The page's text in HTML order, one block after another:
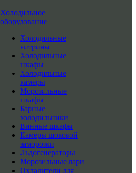
Холодильное
оборудование
Холодильные
витрины
Холодильные
шкафы
Холодильные
камеры
Морозильные
шкафы
Барные
холодильники
Винные шкафы
Камеры шоковой
заморозки
Льдогенераторы
Морозильные лари
Охладители для